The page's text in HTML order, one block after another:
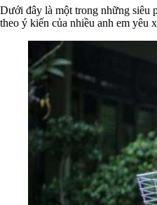
Dưới đây là một trong những siêu
theo ý kiến của nhiều anh em yêu